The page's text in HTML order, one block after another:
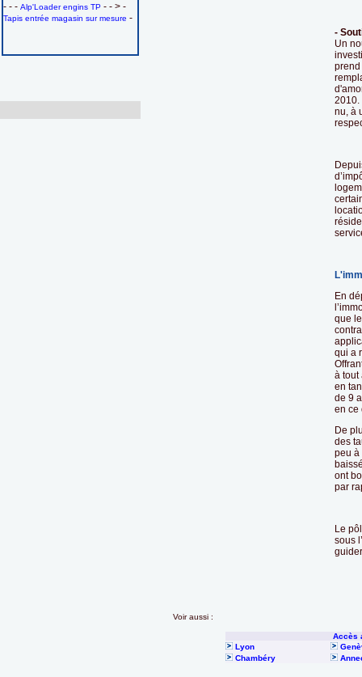
- - - Alp'Loader engins TP - - > -
Tapis entrée magasin sur mesure -
-
Un
prend
2010.
nu, à
En
que
qui a
à tout
en
de 9
en ce
De
des
peu à
ont
par
Le
sous
Voir aussi :
Accès
Lyon
Chambéry